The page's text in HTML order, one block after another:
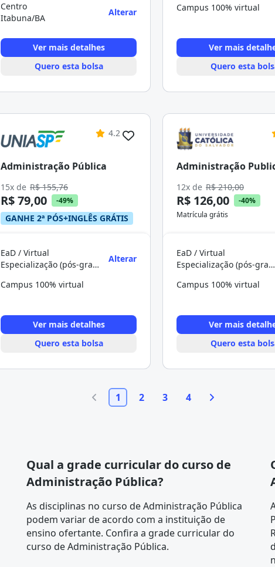
Centro
Itabuna/BA
Alterar
Ver mais detalhes
Quero esta bolsa
Campus 100% virtual
Ver mais
Quero esta
4.2
Administração Pública
15x de R$ 155,76
R$ 79,00 -49%
GANHE 2ª PÓS+INGLÊS GRÁTIS
EaD / Virtual
Especialização (pós-graduação)
Alterar
Campus 100% virtual
Ver mais detalhes
Quero esta bolsa
Administração
12x de R$ 210,00
R$ 126,00
-40%
Matrícula grátis
EaD / Virtual
Especialização (pós-graduação)
Campus 100% virtual
Ver mais
Quero esta
1 2 3 4
Qual a grade curricular do curso de
Administração Pública?
As disciplinas no curso de Administração Pública
podem variar de acordo com a instituição de
ensino ofertante. Confira a grade curriculardo
curso de Administração Pública.